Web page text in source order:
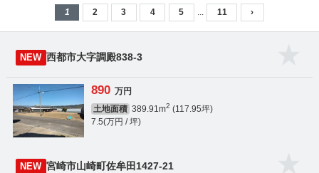
1 2 3 4 5 ... 11 ›
NEW 西都市大字調殿838-3
890 万円
土地面積 389.91m2 (117.95坪)
7.5(万円 / 坪)
NEW 宮崎市山崎町佐牟田1427-21